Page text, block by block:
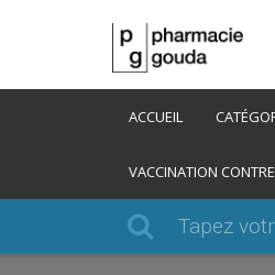
ACCUEIL
VACCINATION